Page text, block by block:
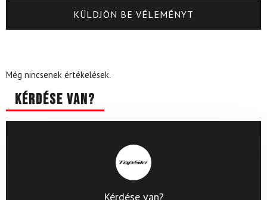
Még nincsenek értékelések.
Kérdése van?
Kérdése van?